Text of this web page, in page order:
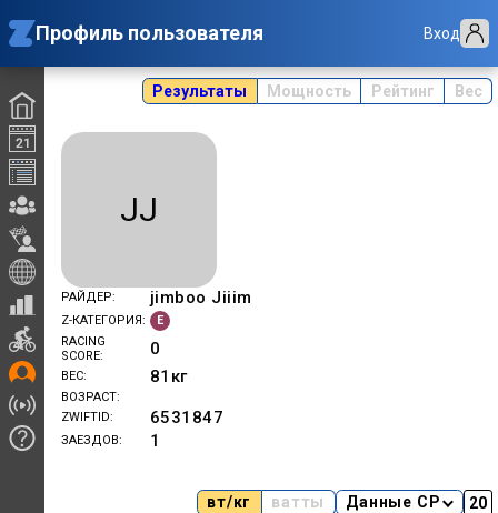
Профиль пользователя Вход
Результаты Мощность Рейтинг Вес
JJ
РАЙДЕР jimboo Jiiim
Z-КАТЕГОРИЯ
E
RACING
SCORE
0
ВЕС 81 кг
ВОЗРАСТ
ZWIFTID
6531847
ЗАЕЗДОВ 1
вт/кг ватты Данные CP